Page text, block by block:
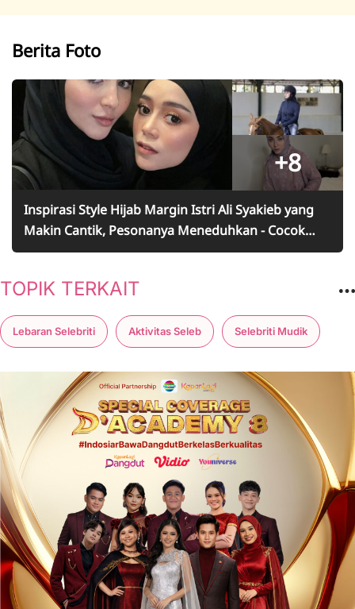
Berita Foto
+8
Inspirasi Style Hijab Margin Istri Ali Syakieb yang
Makin Cantik, Pesonanya Meneduhkan - Cocok
Buat Lebaran!
TOPIK TERKAIT
Lebaran Selebriti Aktivitas Seleb Selebriti Mudik